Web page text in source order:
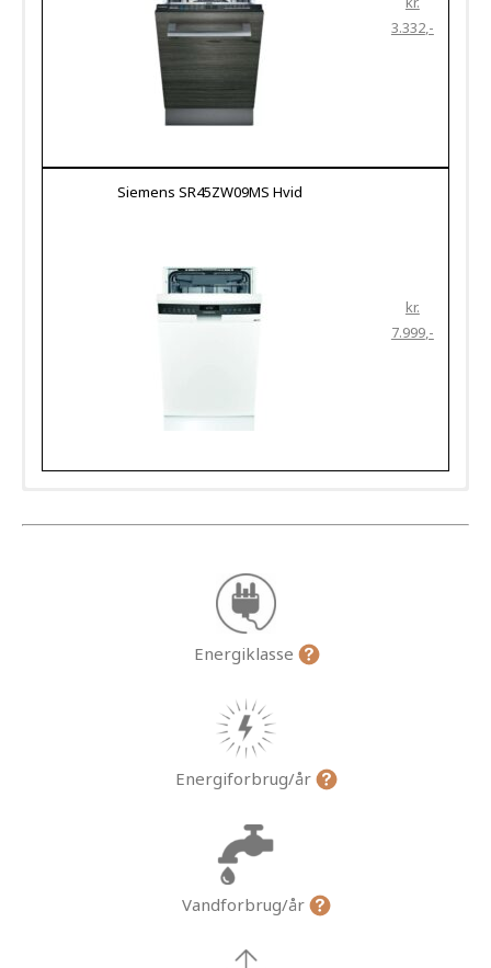
3.332
Siemens SR45ZW09MS Hvid
kr.
7.999
Energiklasse
Energiforbrug/år
Vandforbrug/år